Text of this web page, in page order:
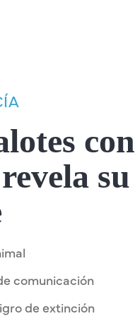
con
su
comunicación
de extinción